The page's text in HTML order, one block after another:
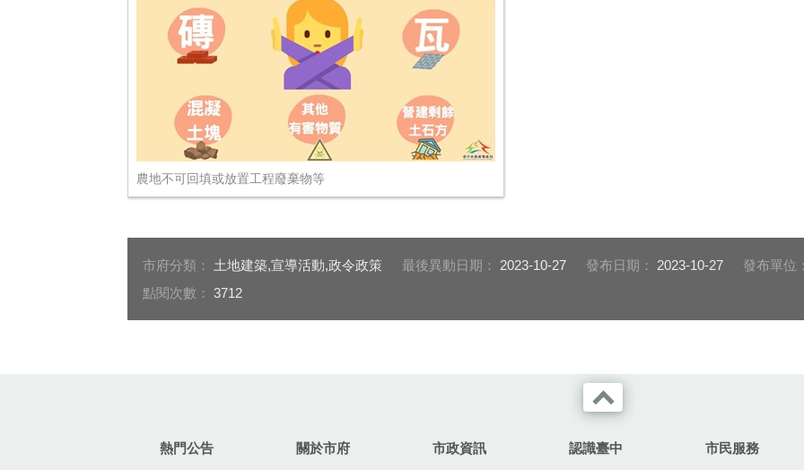
農地不可回填或放置工程廢棄物等
市府分類： 土地建築,宣導活動,政令政策 最後異動日期： 2023-10-27 發布日期： 2023-10-27
發布單位
點閱次數： 3712
熱門公告 關於市府 市政資訊 認識臺中 市民服務